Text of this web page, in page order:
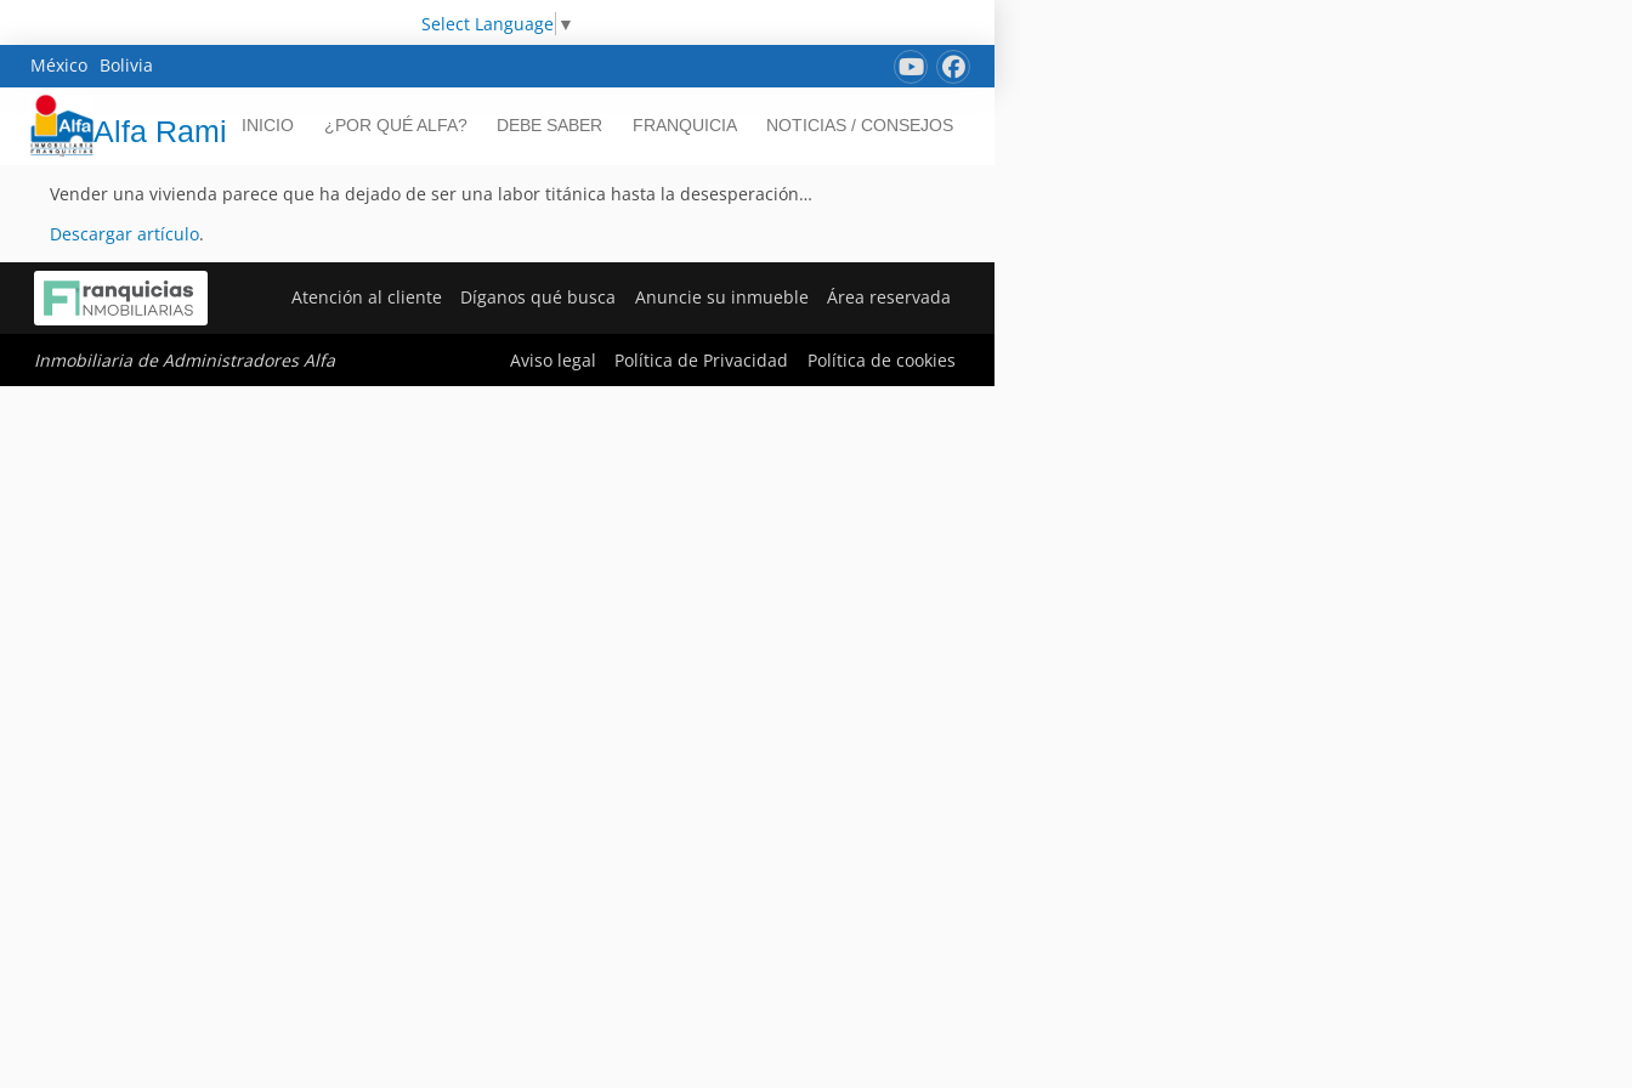
Select Language ▼
México Bolivia
Alfa Rami INICIO ¿POR QUÉ ALFA? DEBE SABER FRANQUICIA NOTICIAS / CONSEJOS
Vender una vivienda parece que ha dejado de ser una labor titánica hasta la desesperación…
Descargar artículo.
Atención al cliente Díganos qué busca Anuncie su inmueble Área reservada
Inmobiliaria de Administradores Alfa Aviso legal Política de Privacidad Política de cookies